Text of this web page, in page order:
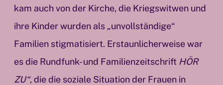
kam auch von der Kirche, die Kriegswitwen und
ihre Kinder wurden als „unvollständige“
Familien stigmatisiert. Erstaunlicherweise war
es die Rundfunk- und Familienzeitschrift HÖR
ZU“, die die soziale Situation der Frauen in